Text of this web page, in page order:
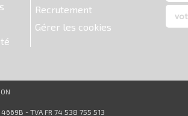
Recrutement
Gérer les cookies
- TVA FR 74 538 755 513